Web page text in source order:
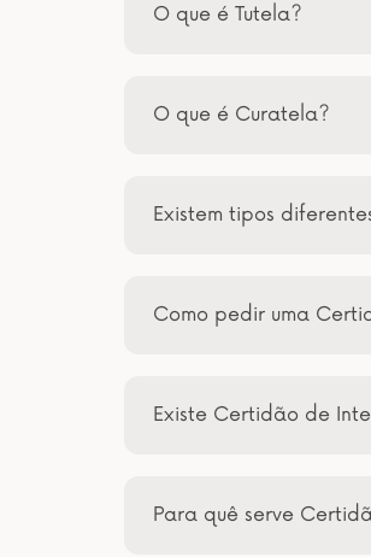
O que é Tutela?
O que é Curatela?
Existem tipos
Como pedir uma
Existe Certidão de
Para quê serve